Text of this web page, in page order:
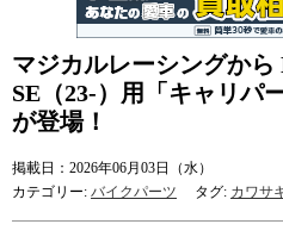
マジカルレーシングか
SE（23-）用「キャリパ
が登場！
掲載日：2026年06月03日（水）
カテゴリー: バイクパーツ タグ: カワサ